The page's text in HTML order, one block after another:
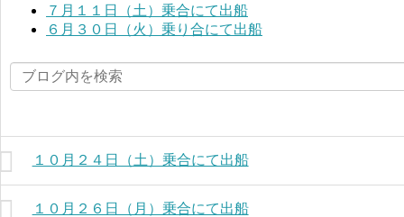
７月１１日（土）乗合にて出船
６月３０日（火）乗り合にて出船
１０月２４日（土）乗合にて出船
１０月２６日（月）乗合にて出船